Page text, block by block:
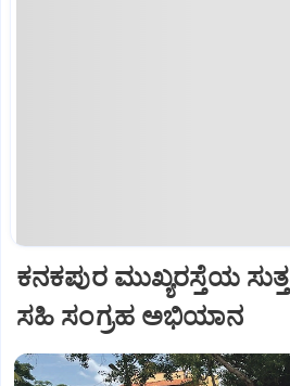
ಕನಕಪುರ ಮುಖ್ಯರಸ್ತೆಯ
ಸಹಿ ಸಂಗ್ರಹ ಅಭಿಯಾನ